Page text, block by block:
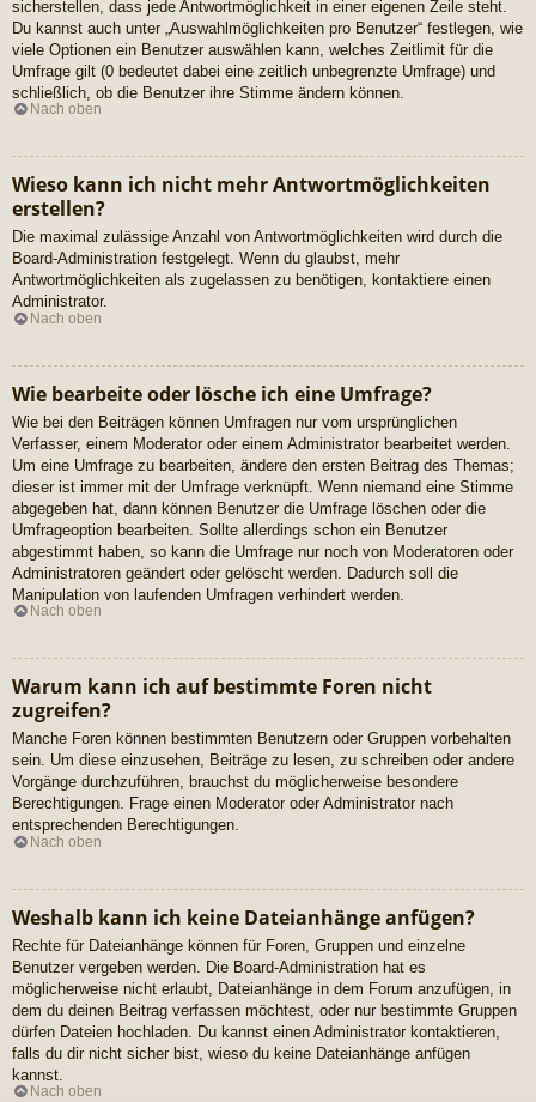
sicherstellen, dass jede Antwortmöglichkeit in einer eigenen Zeile steht.
Du kannst auch unter „Auswahlmöglichkeiten pro Benutzer“ festlegen, wie
viele Optionen ein Benutzer auswählen kann, welches Zeitlimit für die
Umfrage gilt (0 bedeutet dabei eine zeitlich unbegrenzte Umfrage) und
schließlich, ob die Benutzer ihre Stimme ändern können.
Nach oben
Wieso kann ich nicht mehr Antwortmöglichkeiten
erstellen?
Die maximal zulässige Anzahl von Antwortmöglichkeiten wird durch die
Board-Administration festgelegt. Wenn du glaubst, mehr
Antwortmöglichkeiten als zugelassen zu benötigen, kontaktiere einen
Administrator.
Nach oben
Wie bearbeite oder lösche ich eine Umfrage?
Wie bei den Beiträgen können Umfragen nur vom ursprünglichen
Verfasser, einem Moderator oder einem Administrator bearbeitet werden.
Um eine Umfrage zu bearbeiten, ändere den ersten Beitrag des Themas;
dieser ist immer mit der Umfrage verknüpft. Wenn niemand eine Stimme
abgegeben hat, dann können Benutzer die Umfrage löschen oder die
Umfrageoption bearbeiten. Sollte allerdings schon ein Benutzer
abgestimmt haben, so kann die Umfrage nur noch von Moderatoren oder
Administratoren geändert oder gelöscht werden. Dadurch soll die
Manipulation von laufenden Umfragen verhindert werden.
Nach oben
Warum kann ich auf bestimmte Foren nicht
zugreifen?
Manche Foren können bestimmten Benutzern oder Gruppen vorbehalten
sein. Um diese einzusehen, Beiträge zu lesen, zu schreiben oder andere
Vorgänge durchzuführen, brauchst du möglicherweise besondere
Berechtigungen. Frage einen Moderator oder Administrator nach
entsprechenden Berechtigungen.
Nach oben
Weshalb kann ich keine Dateianhänge anfügen?
Rechte für Dateianhänge können für Foren, Gruppen und einzelne
Benutzer vergeben werden. Die Board-Administration hat es
möglicherweise nicht erlaubt, Dateianhänge in dem Forum anzufügen, in
dem du deinen Beitrag verfassen möchtest, oder nur bestimmte Gruppen
dürfen Dateien hochladen. Du kannst einen Administrator kontaktieren,
falls du dir nicht sicher bist, wieso du keine Dateianhänge anfügen
kannst.
Nach oben